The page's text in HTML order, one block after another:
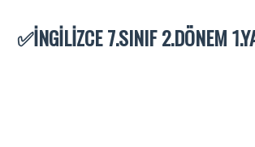
✅İNGİLİZCE 7.SINIF 2.DÖNEM